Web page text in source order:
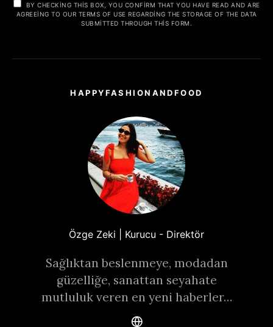
BY CHECKING THIS BOX, YOU CONFIRM THAT YOU HAVE READ AND ARE
AGREEING TO OUR TERMS OF USE REGARDING THE STORAGE OF THE DATA
SUBMITTED THROUGH THIS FORM.
HAPPYFASHIONANDFOOD
Özge Zeki | Kurucu - Direktör
Sağlıktan beslenmeye, modadan
güzelliğe, sanattan seyahate
mutluluk veren en yeni haberler…